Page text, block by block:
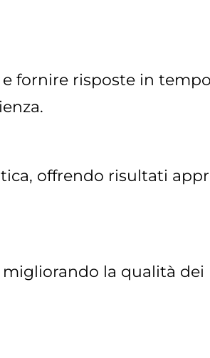
fornire risposte in
offrendo risultati
la qualità dei